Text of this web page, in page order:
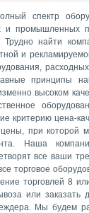
спектр
и промышленных
Трудно найти
и
принципы
высоком
критерию цена-
при которой
Наша
все ваши
торговое
торговлей 8
или заказать
Мы будем